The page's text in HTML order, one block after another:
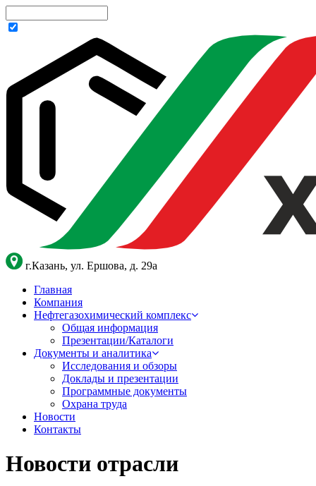
г.Казань, ул. Ершова, д. 29а
Главная
Компания
Нефтегазохимический комплекс
Общая информация
Презентации/Каталоги
Документы и аналитика
Исследования и обзоры
Доклады и презентации
Программные документы
Охрана труда
Новости
Контакты
Новости отрасли